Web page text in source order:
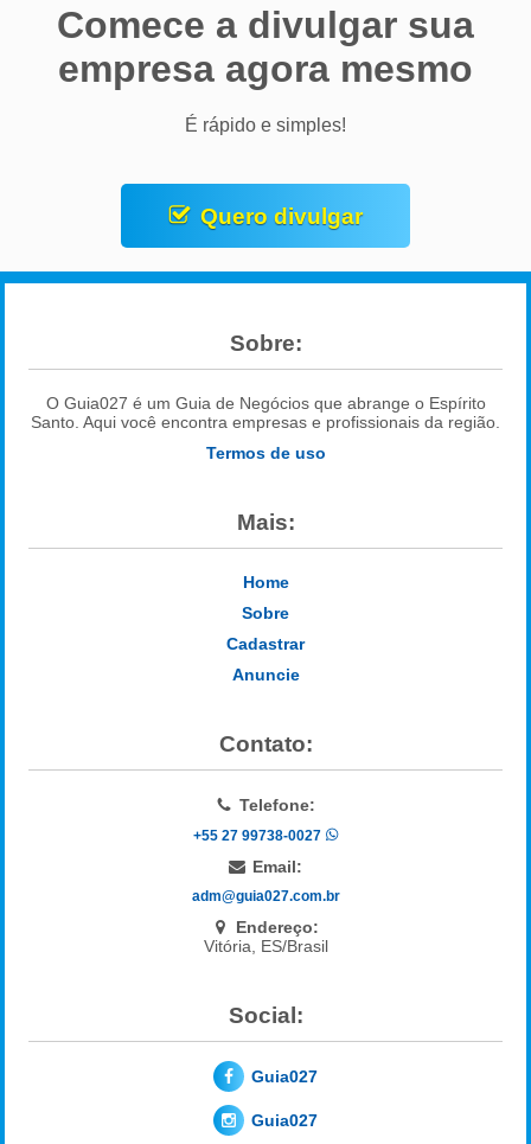
Comece a divulgar sua
empresa agora mesmo
É rápido e simples!
Quero divulgar
Sobre:
O Guia027 é um Guia de Negócios que abrange o Espírito
Santo. Aqui você encontra empresas e profissionais da região.
Termos de uso
Mais:
Home
Sobre
Cadastrar
Anuncie
Contato:
Telefone:
+55 27 99738-0027
Email:
adm@guia027.com.br
Endereço:
Vitória, ES/Brasil
Social:
Guia027
Guia027